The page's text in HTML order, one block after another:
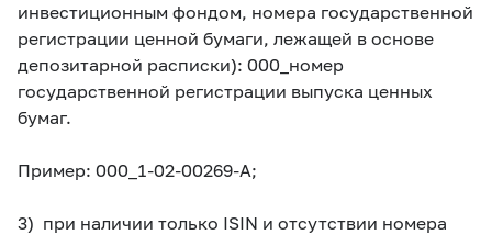
инвестиционным фондом, номера государственной
регистрации ценной бумаги, лежащей в основе
депозитарной расписки): 000_номер
государственной регистрации выпуска ценных
бумаг.
Пример: 000_1-02-00269-A;
3) при наличии только ISIN и отсутствии номера